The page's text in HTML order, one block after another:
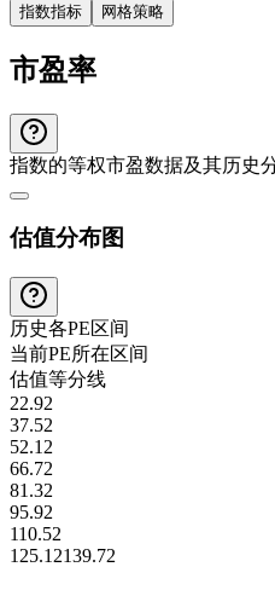
指数指标 网格策略
市盈率
指数的等权市盈数据及其历史
估值分布图
历史各PE区间
当前PE所在区间
估值等分线
22.92
37.52
52.12
66.72
81.32
95.92
110.52
125.12139.72